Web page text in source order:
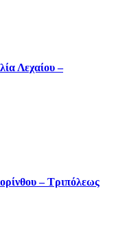
Λεχαίου –
– Τριπόλεως